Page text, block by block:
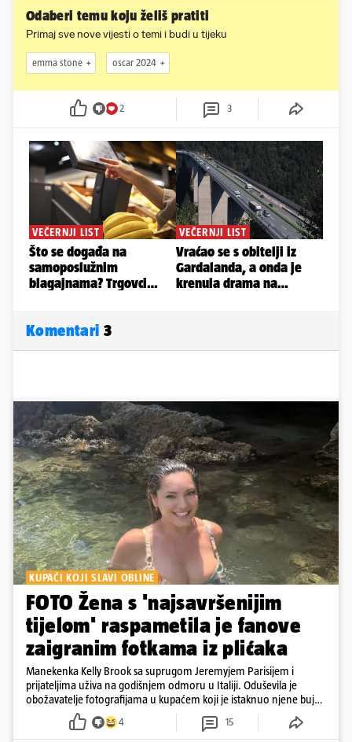
Odaberi temu koju želiš pratiti
Primaj sve nove vijesti o temi i budi u tijeku
emma stone oscar 2024
2 3
Komentari 3
KUPAĆI KOJI SLAVI OBLINE
FOTO Žena s 'najsavršenijim
tijelom' raspametila je fanove
zaigranim fotkama iz plićaka
Manekenka Kelly Brook sa suprugom Jeremyjem Parisijem i
prijateljima uživa na godišnjem odmoru u Italiji. Oduševila je
obožavatelje fotografijama u kupaćem koji je istaknuo njene bujne
4 15